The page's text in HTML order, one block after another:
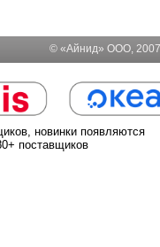
© «Айнид» ООО,
новинки появляются
поставщиков